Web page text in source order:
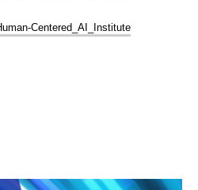
Centered_AI_Institute